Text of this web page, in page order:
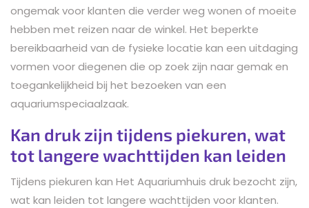
ongemak voor klanten die verder weg wonen of moeite
hebben met reizen naar de winkel. Het beperkte
bereikbaarheid van de fysieke locatie kan een uitdaging
vormen voor diegenen die op zoek zijn naar gemak en
toegankelijkheid bij het bezoeken van een
aquariumspeciaalzaak.
Kan druk zijn tijdens piekuren, wat
tot langere wachttijden kan leiden
Tijdens piekuren kan Het Aquariumhuis druk bezocht zijn,
wat kan leiden tot langere wachttijden voor klanten.